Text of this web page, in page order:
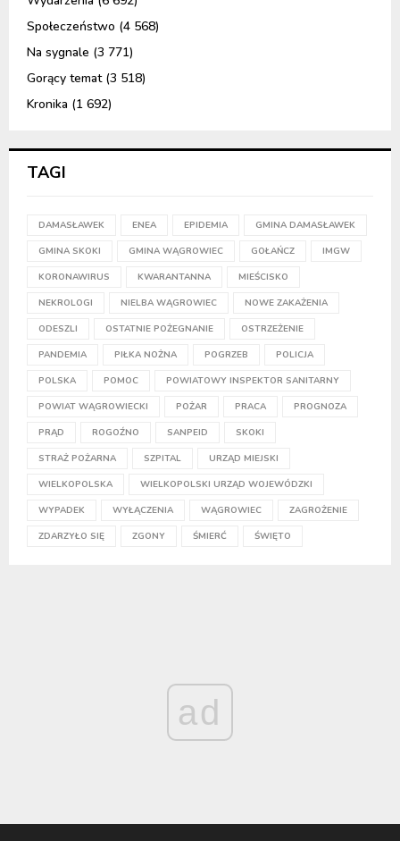
Społeczeństwo (4 568)
Na sygnale (3 771)
Gorący temat(3 518)
Kronika (1 692)
TAGI
DAMASŁAWEK ENEA EPIDEMIA GMINA DAMASŁAWEK
GMINA SKOKI GMINA WĄGROWIEC GOŁAŃCZ IMGW
KORONAWIRUS KWARANTANNA MIEŚCISKO
NEKROLOGI NIELBA WĄGROWIEC NOWE ZAKAŻENIA
ODESZLI OSTATNIE POŻEGNANIE OSTRZEŻENIE
PANDEMIA PIŁKA NOŻNA POGRZEB POLICJA
POLSKA POMOC POWIATOWY INSPEKTOR SANITARNY
POWIAT WĄGROWIECKI POŻAR PRACA PROGNOZA
PRĄD ROGOŹNO SANPEID SKOKI
STRAŻ POŻARNA SZPITAL URZĄD MIEJSKI
WIELKOPOLSKA WIELKOPOLSKI URZĄD WOJEWÓDZKI
WYPADEK WYŁĄCZENIA WĄGROWIEC ZAGROŻENIE
ZDARZYŁO SIĘ ZGONY ŚMIERĆ ŚWIĘTO
ad